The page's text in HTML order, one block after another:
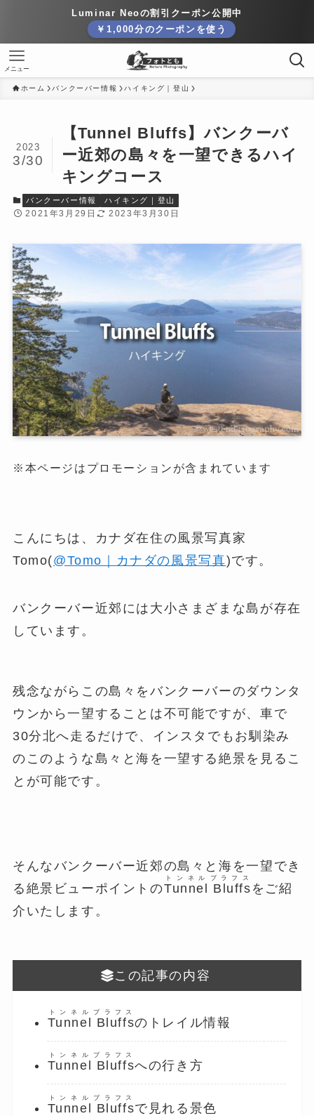
Luminar Neoの割引クーポン公開中
￥1,000分のクーポンを使う
メニュー
ホーム バンクーバー情報 ハイキング｜登山
【Tunnel Bluffs】バンクーバ
ー近郊の島々を一望できるハイ
キングコース
2023
3/30
バンクーバー情報 ハイキング｜登山
2021年3月29日 2023年3月30日
※本ページはプロモーションが含まれています
こんにちは、カナダ在住の風景写真家
Tomo(@Tomo｜カナダの風景写真)です。
バンクーバー近郊には大小さまざまな島が存在
しています。
残念ながらこの島々をバンクーバーのダウンタ
ウンから一望することは不可能ですが、車で
30分北へ走るだけで、インスタでもお馴染み
のこのような島々と海を一望する絶景を見るこ
とが可能です。
そんなバンクーバー近郊の島々と海を一望でき
る絶景ビューポイントのTunnel
トンネル
Bluffs
ブラフス
をご紹
介いたします。
この記事の内容
Tunnel
トンネル
Bluffs
ブラフス
のトレイル情報
Tunnel
トンネル
Bluffs
ブラフス
への行き方
Tunnel
トンネル
Bluffs
ブラフス
で見れる景色